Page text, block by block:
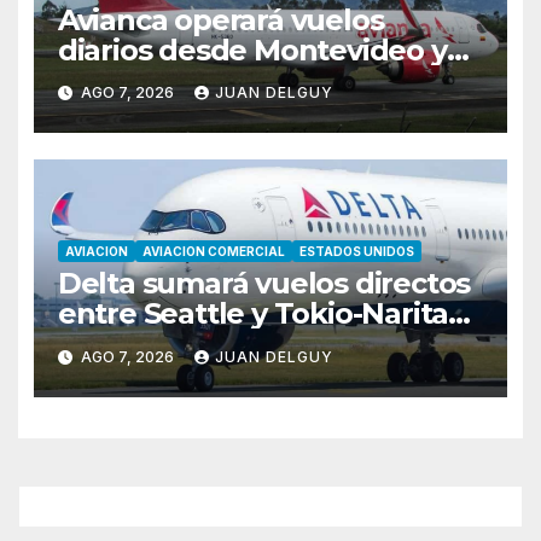
Avianca operará vuelos
diarios desde Montevideo y
Asunción hacia Bogotá
AGO 7, 2026 JUAN DELGUY
AVIACION AVIACION COMERCIAL ESTADOS UNIDOS
Delta sumará vuelos directos
entre Seattle y Tokio-Narita
desde marzo de 2027
AGO 7, 2026 JUAN DELGUY